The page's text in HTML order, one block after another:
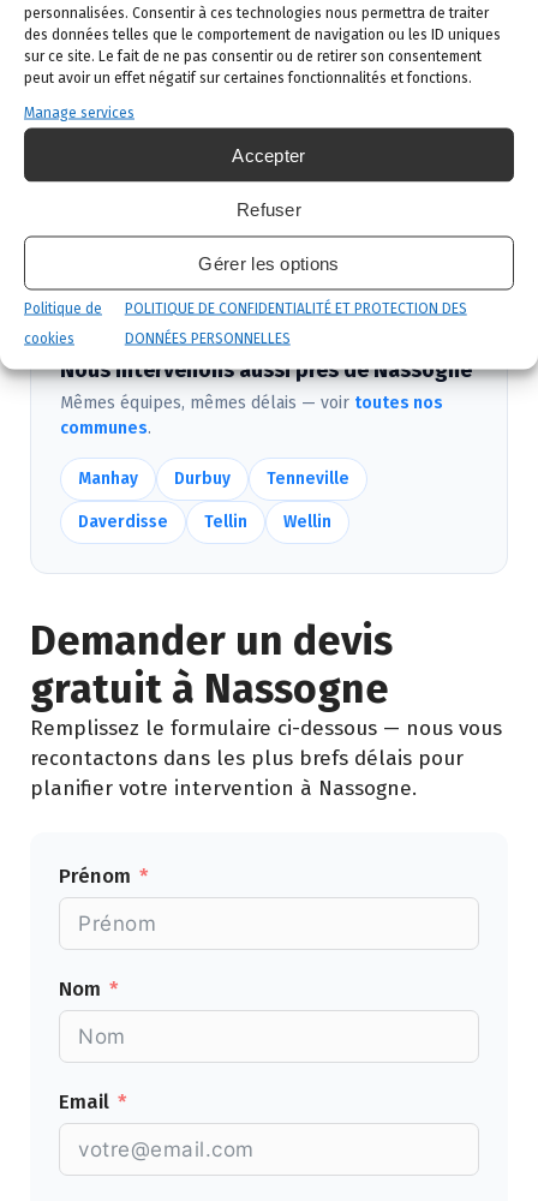
personnalisées. Consentir à ces technologies nous permettra de traiter
des données telles que le comportement de navigation ou les ID uniques
sur ce site. Le fait de ne pas consentir ou de retirer son consentement
peut avoir un effet négatif sur certaines fonctionnalités et fonctions.
Manage services
Accepter
Refuser
Gérer les options
Politique de
cookies
POLITIQUE DE CONFIDENTIALITÉ ET PROTECTION DES
DONNÉES PERSONNELLES
02 523 21 89. Réponse sous 24h.
Diagnostic gratuit: notre technicien vient
identifier la nuisance et son origine.
Intervention ciblée: traitement adapté,
produits certifiés, sécurité maximale, discrétion
Suivi et garantie: visite de contrôle et garantie
Nous intervenons aussi près de Nassogne
Mêmes équipes, mêmes délais — voir toutes nos
communes.
Manhay Durbuy Tenneville
Daverdisse Tellin Wellin
Demander un devis
gratuit à Nassogne
Remplissez le formulaire ci-dessous — nous vous
recontactons dans les plus brefs délais pour
planifier votre intervention à Nassogne.
Prénom
Nom
Email